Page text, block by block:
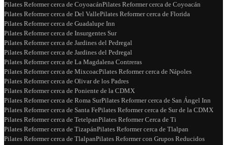
Pilates Reformer cerca de CoyoacánPilates Reformer cerca de Coyoacán
Pilates Reformer cerca de Del VallePilates Reformer cerca de Florida
Pilates Reformer cerca de Guadalupe Inn
Pilates Reformer cerca de Insurgentes Sur
Pilates Reformer cerca de Jardines del Pedregal
Pilates Reformer cerca de Jardines del Pedregal
Pilates Reformer cerca de La Magdalena Contreras
Pilates Reformer cerca de MixcoacPilates Reformer cerca de Nápoles
Pilates Reformer cerca de Olivar de los Padres
Pilates Reformer cerca de Poniente de la CDMX
Pilates Reformer cerca de Roma SurPilates Reformer cerca de San Ángel Inn
Pilates Reformer cerca de Santa FePilates Reformer cerca de Sur de la CDMX
Pilates Reformer cerca de TetelpanPilates Reformer Cerca de Ti
Pilates Reformer cerca de TizapánPilates Reformer cerca de Tlalpan
Pilates Reformer cerca de TlalpanPilates Reformer con Grupos Reducidos